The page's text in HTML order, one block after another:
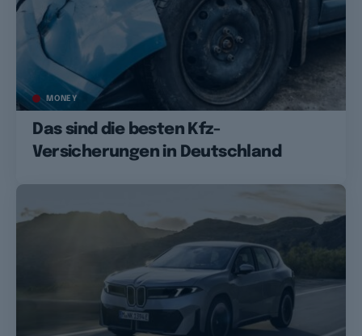
MONEY
Das sind die besten Kfz-
Versicherungen in Deutschland